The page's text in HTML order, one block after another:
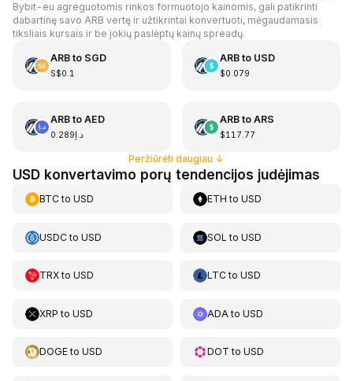
Bybit-eu agreguotomis rinkos formuotojo kainomis, gali patikrinti
dabartinę savo ARB vertę ir užtikrintai konvertuoti, mėgaudamasis
tiksliais kursais ir be jokių paslėptų kainų spreadų.
ARBto SGD
S$0.1
ARBto USD
$0.079
ARBto AED
د.إ0.289
ARBto ARS
$117.77
Peržiūrėti daugiau ↓
USD konvertavimo porų tendencijos judėjimas
BTCto USD ETH toUSD
USDCto USD SOL toUSD
TRXto USD LTCtoUSD
XRP to USD ADA toUSD
DOGEto USD DOT toUSD